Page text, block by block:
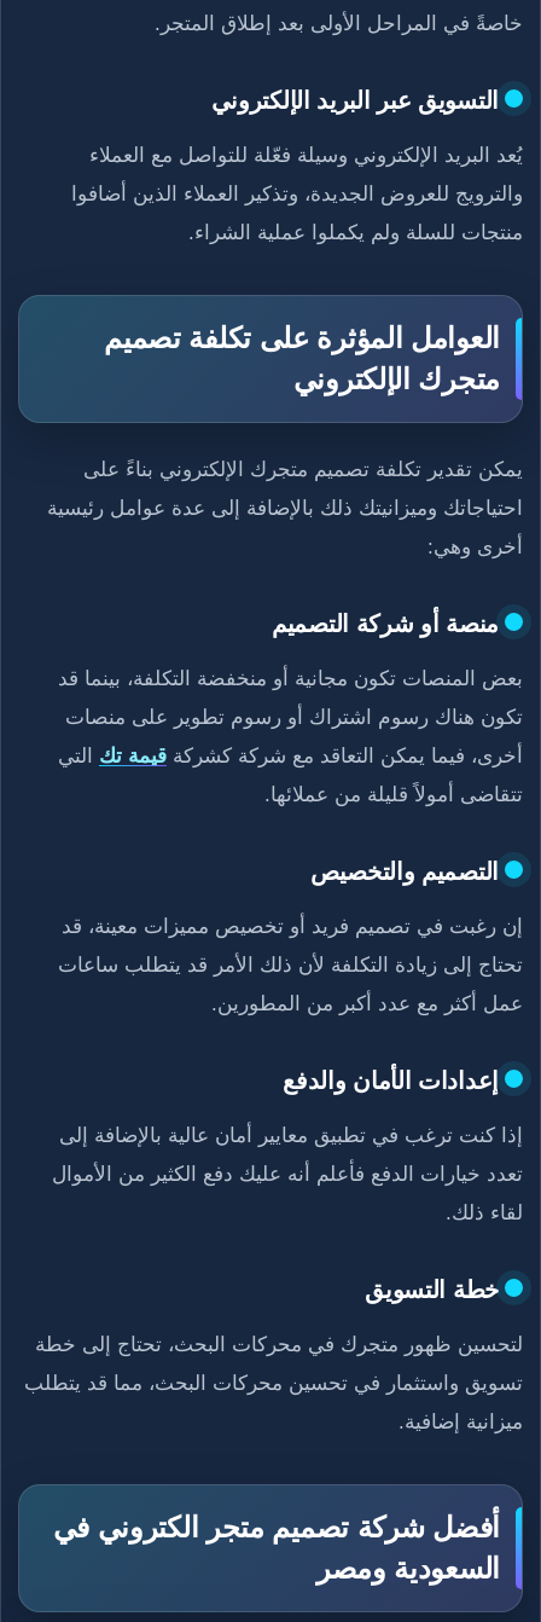
خاصةً في المراحل الأولى بعد إطلاق المتجر.
التسويق عبر البريد الإلكتروني
يُعد البريد الإلكتروني وسيلة فعّلة للتواصل مع العملاء
والترويج للعروض الجديدة، وتذكير العملاء الذين أضافوا
منتجات للسلة ولم يكملوا عملية الشراء.
العوامل المؤثرة على تكلفة تصميم
متجرك الإلكتروني
يمكن تقدير تكلفة تصميم متجرك الإلكتروني بناءً على
احتياجاتك وميزانيتك ذلك بالإضافة إلى عدة عوامل رئيسية
أخرى وهي:
منصة أو شركة التصميم
بعض المنصات تكون مجانية أو منخفضة التكلفة، بينما قد
تكون هناك رسوم اشتراك أو رسوم تطوير على منصات
أخرى، فيما يمكن التعاقد مع شركة كشركة قيمة تك التي
تتقاضى أمولاً قليلة من عملائها.
التصميم والتخصيص
إن رغبت في تصميم فريد أو تخصيص مميزات معينة، قد
تحتاج إلى زيادة التكلفة لأن ذلك الأمر قد يتطلب ساعات
عمل أكثر مع عدد أكبر من المطورين.
إعدادات الأمان والدفع
إذا كنت ترغب في تطبيق معايير أمان عالية بالإضافة إلى
تعدد خيارات الدفع فأعلم أنه عليك دفع الكثير من الأموال
لقاء ذلك.
خطة التسويق
لتحسين ظهور متجرك في محركات البحث، تحتاج إلى خطة
تسويق واستثمار في تحسين محركات البحث، مما قد يتطلب
ميزانية إضافية.
أفضل شركة تصميم متجر الكتروني في
السعودية ومصر